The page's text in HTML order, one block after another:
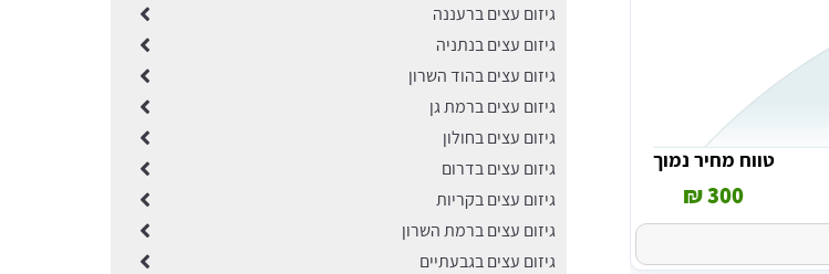
טווח מחיר נמוך
300 ₪
גיזום עצים ברעננה
גיזום עצים בנתניה
גיזום עצים בהוד השרון
גיזום עצים ברמת גן
גיזום עצים בחולון
גיזום עצים בדרום
גיזום עצים בקריות
גיזום עצים ברמת השרון
גיזום עצים בגבעתיים